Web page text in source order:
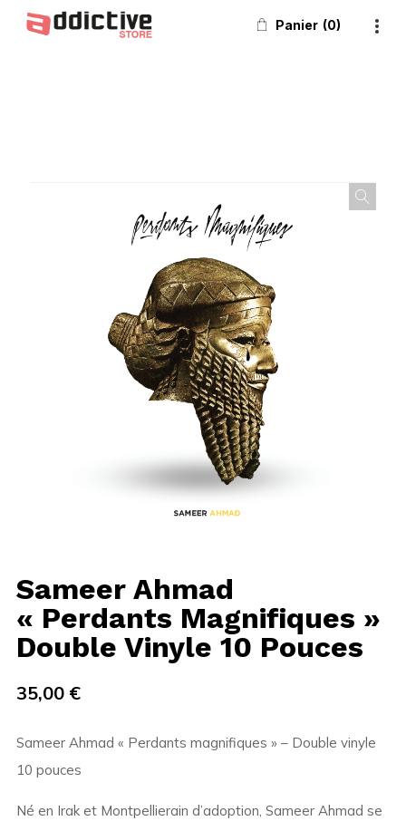
Panier 0
Sameer Ahmad
« Perdants Magnifiques »
Double Vinyle 10 Pouces
35,00 €
Sameer Ahmad « Perdants magnifiques » – Double vinyle
10 pouces
Né en Irak et Montpellierain d’adoption, Sameer Ahmad se